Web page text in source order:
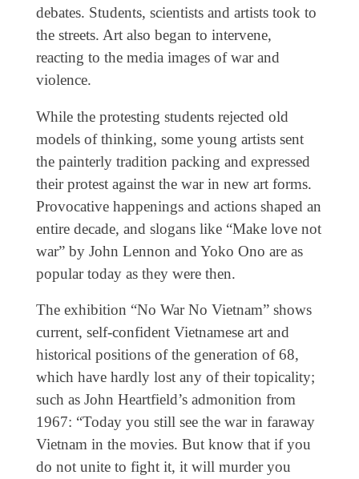
debates. Students, scientists and artists took to
the streets. Art also began to intervene,
reacting to the media images of war and
violence.
While the protesting students rejected old
models of thinking, some young artists sent
the painterly tradition packing and expressed
their protest against the war in new art forms.
Provocative happenings and actions shaped an
entire decade, and slogans like “Make love not
war” by John Lennon and Yoko Ono are as
popular today as they were then.
The exhibition “No War No Vietnam” shows
current, self-confident Vietnamese art and
historical positions of the generation of 68,
which have hardly lost any of their topicality;
such as John Heartfield’s admonition from
1967: “Today you still see the war in faraway
Vietnam in the movies. But know that if you
do not unite to fight it, it will murder you